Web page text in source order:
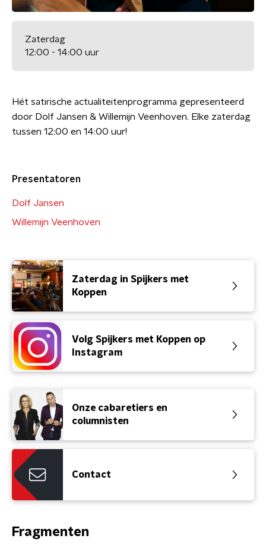
Zaterdag
12:00 - 14:00 uur
Hét satirische actualiteitenprogramma gepresenteerd
door Dolf Jansen & Willemijn Veenhoven. Elke zaterdag
tussen 12:00 en 14:00 uur!
Presentatoren
Dolf Jansen
Willemijn Veenhoven
Zaterdag in Spijkers met
Koppen
Volg Spijkers met Koppen op
Instagram
Onze cabaretiers en
columnisten
Contact
Fragmenten